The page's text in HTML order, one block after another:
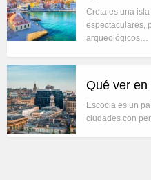
Creta es una
espectaculares,
arqueológicos…
Qué ver
Escocia es un
ciudades con